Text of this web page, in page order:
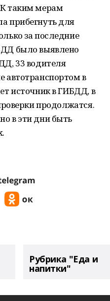
таким мерам
прибегнуть для
за последние
было выявлено
33 водителя
автотранспортом в
источник в ГИБДД, в
продолжатся.
в эти дни быть
Рубрика "Еда и
напитки"